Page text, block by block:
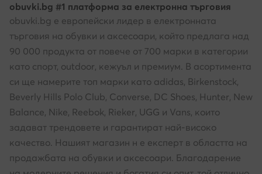
obuvki.bg #1 платформа за електронна търговия
obuvki.bg е европейски лидер в електронната
търговия на обувки и аксесоари, който предлага над
90 000 продукта от повече от 700 марки в категории
като спорт, outdoor, кежуъл и премиум. В асортимента
си ще намерите топ марки като adidas, Birkenstock,
Beverly Hills Polo Club, Converse, DC Shoes, Hunter, New
Balance, Nike, Reebok, Rieker, UGG и Vans, които
задават трендовете и гарантират най-високо
качество. Нашият магазин н е експерт в областта на
продажбата на обувки и аксесоари. Благодарение